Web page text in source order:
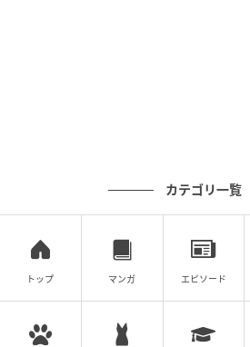
「いい大人がせこいわ
で得たもの Vol.14】
次の話
第14
カテゴリ一覧
トップ マンガ エピソード